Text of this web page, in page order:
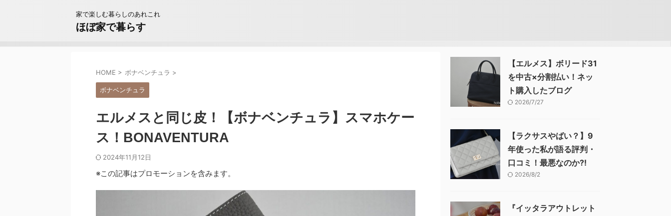
家で楽しむ暮らしのあれこれ
ほぼ家で暮らす
HOME > ボナベンチュラ >
ボナベンチュラ
エルメスと同じ皮！【ボナベンチュラ】スマホケー
ス！BONAVENTURA
2024年11月12日
※この記事はプロモーションを含みます。
【エルメス】ボリード31
を中古×分割払い！ネッ
ト購入したブログ
2026/7/27
【ラクサスやばい？】9
年使った私が語る評判・
口コミ！最悪なのか⁈
2026/8/2
『イッタラアウトレット